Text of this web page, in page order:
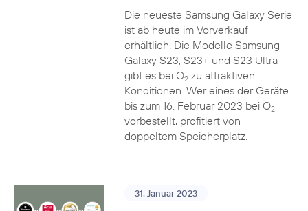
Die neueste Samsung Galaxy Serie
ist ab heute im Vorverkauf
erhältlich. Die Modelle Samsung
Galaxy S23, S23+ und S23 Ultra
gibt es bei O2zu attraktiven
Konditionen. Wer eines der Geräte
bis zum 16. Februar 2023 bei O2
vorbestellt, profitiert von
doppeltem Speicherplatz.
31. Januar 2023